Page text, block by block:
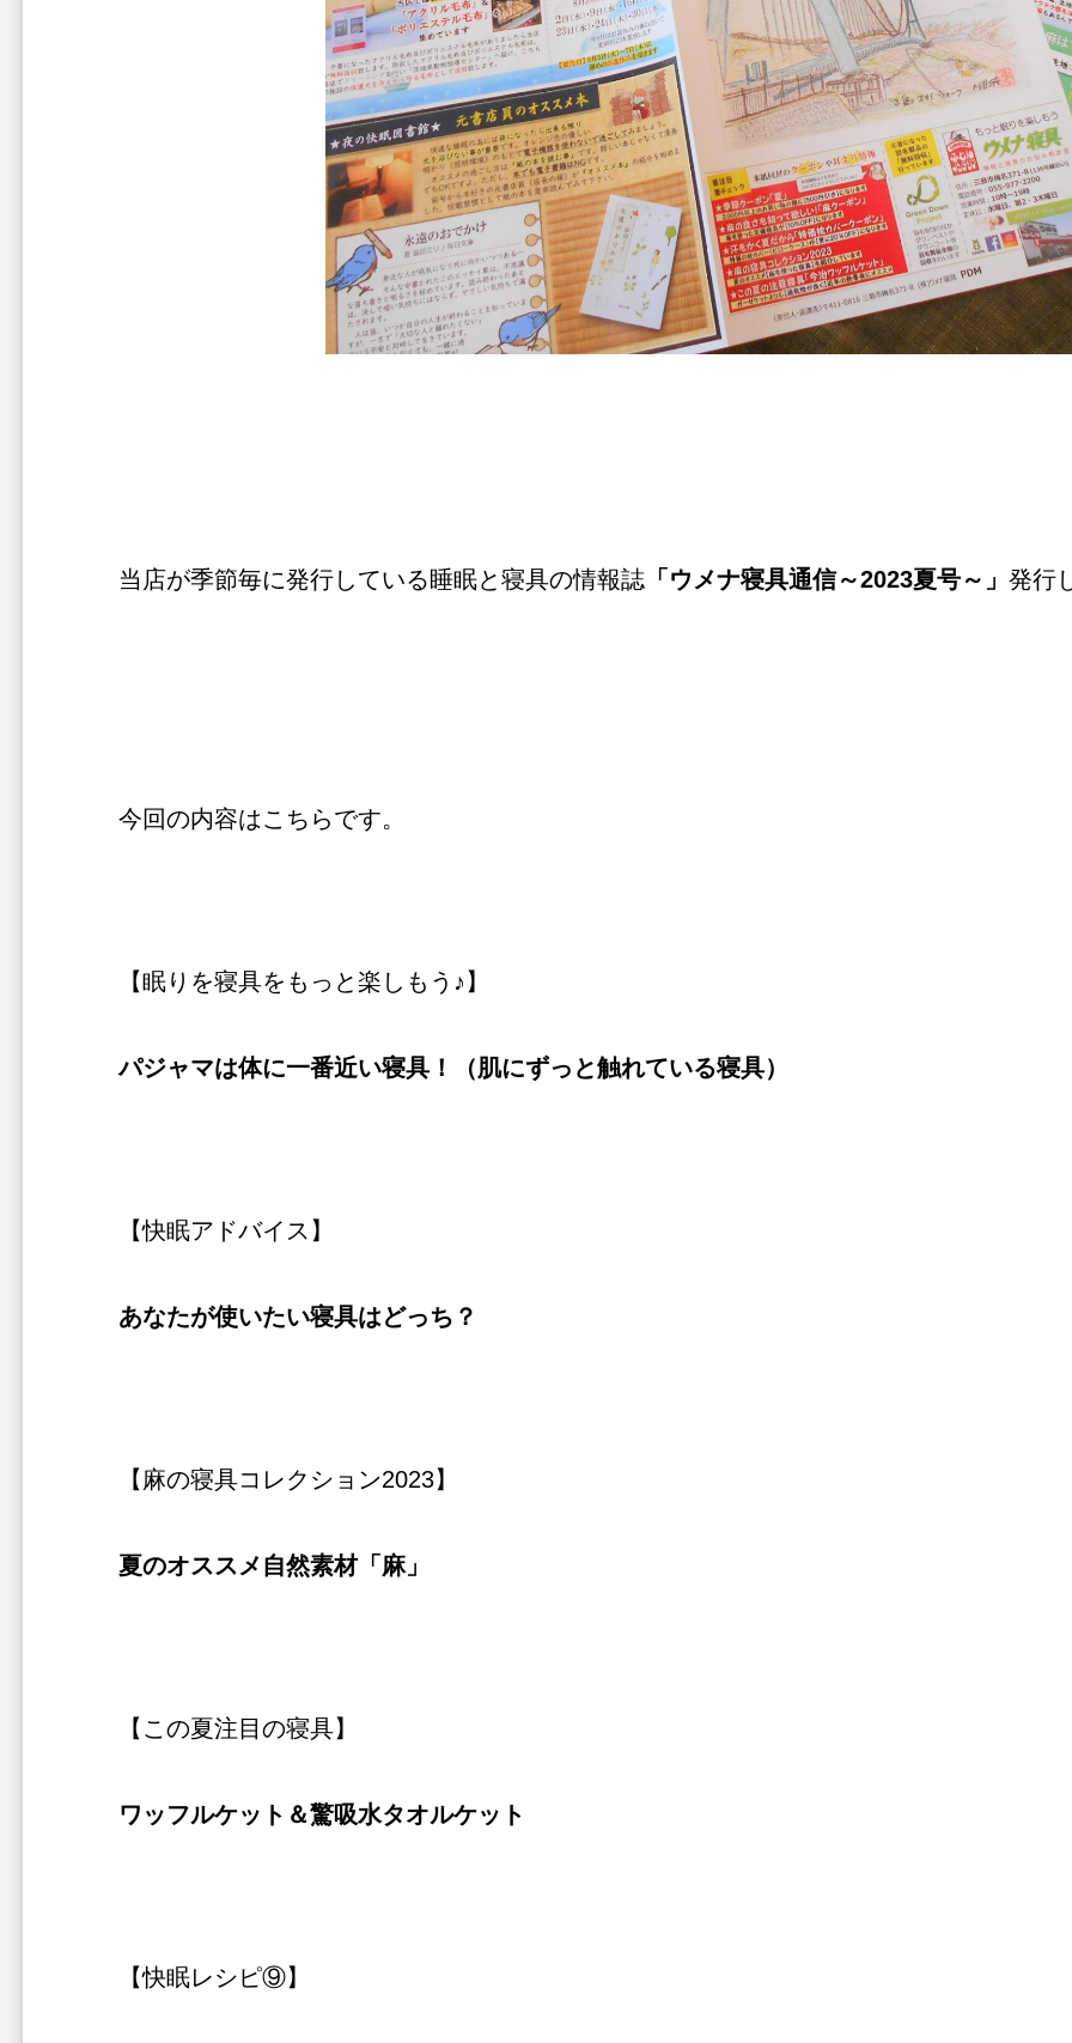
当店が季節毎に発行している睡眠と寝具の情報誌 「ウメナ寝具通信～2023夏号～」 発行
今回の内容はこちらです。
【眠りを寝具をもっと楽しもう♪】
パジャマは体に一番近い寝具！（肌にずっと触れている寝具）
【快眠アドバイス】
あなたが使いたい寝具はどっち？
【麻の寝具コレクション2023】
夏のオススメ自然素材「麻」
【この夏注目の寝具】
ワッフルケット＆驚吸水タオルケット
【快眠レシピ⑨】